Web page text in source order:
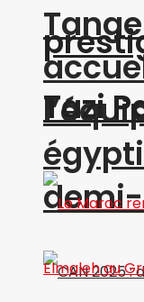
demi-
Tazi